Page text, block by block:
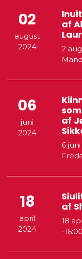
02
august
2024
af
2
06
juni
2024
af
6
18
april
2024
af
18
-16:00